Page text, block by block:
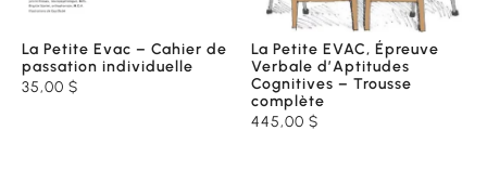
La Petite Evac – Cahier de
passation individuelle
35,00 $
La Petite EVAC, Épreuve
Verbale d’Aptitudes
Cognitives – Trousse
complète
445,00$